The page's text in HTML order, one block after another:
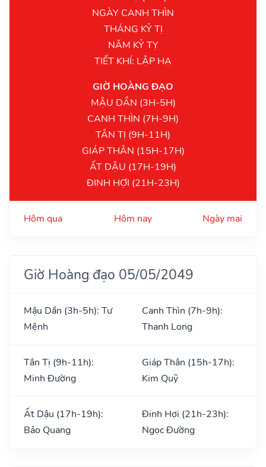
NGÀY CANH THÌN
THÁNG KỶ TỊ
NĂM KỶ TỴ
TIẾT KHÍ: LẬP HẠ
GIỜ HOÀNG ĐẠO
MẬU DẦN (3H-5H)
CANH THÌN (7H-9H)
TÂN TỊ (9H-11H)
GIÁP THÂN (15H-17H)
ẤT DẬU (17H-19H)
ĐINH HỢI (21H-23H)
Hôm qua Hôm nay Ngày mai
Giờ Hoàng đạo 05/05/2049
Mậu Dần (3h-5h): Tư
Mệnh
Canh Thìn (7h-9h):
Thanh Long
Tân Tị (9h-11h):
Minh Đường
Giáp Thân (15h-17h):
Kim Quỹ
Ất Dậu (17h-19h):
Bảo Quang
Đinh Hợi (21h-23h):
Ngọc Đường